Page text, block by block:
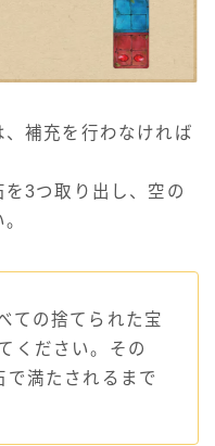
補充を行わなければ
3つ取り出し、空の
ての捨てられた宝
ください。その
満たされるまで